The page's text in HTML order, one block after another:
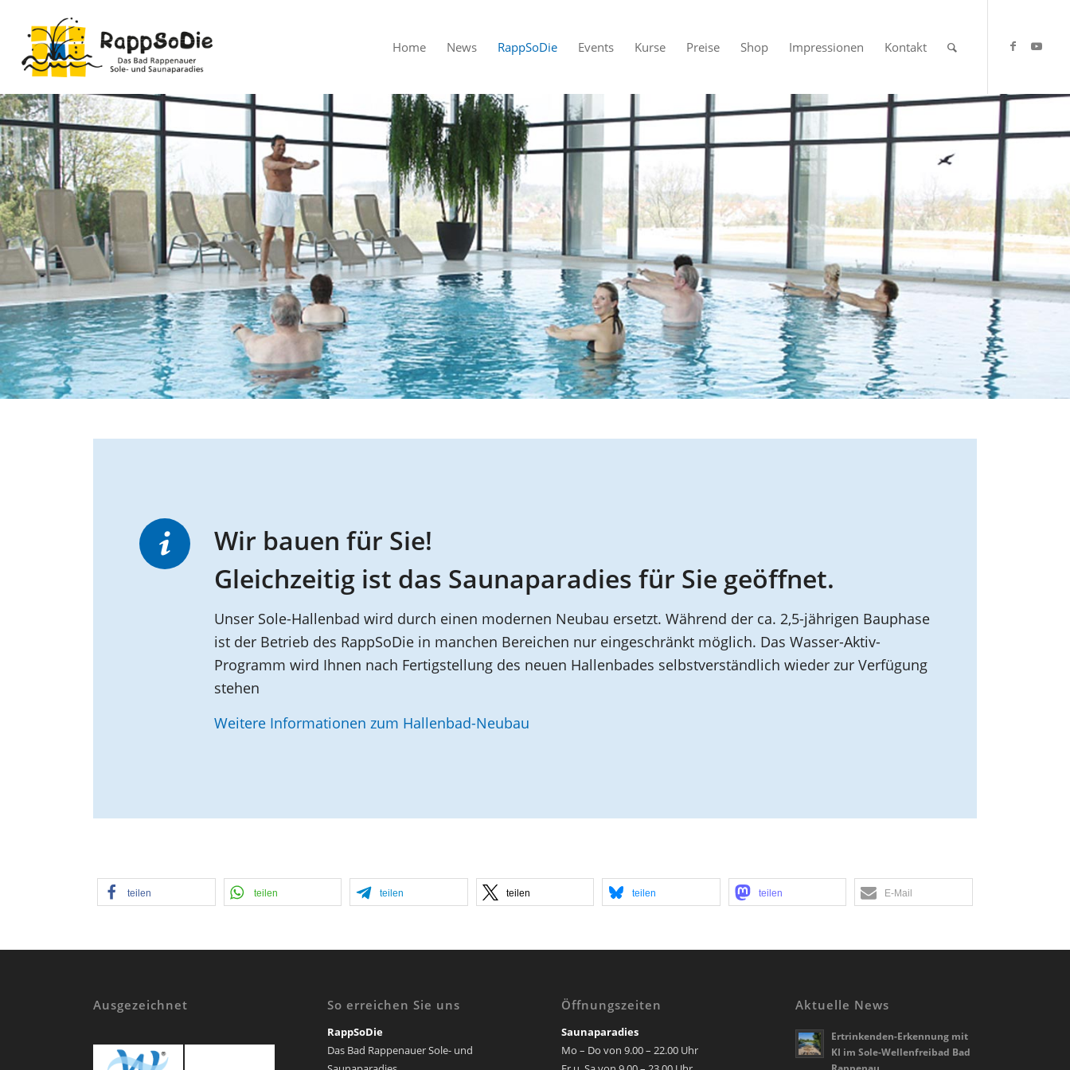
Home News RappSoDie Events Kurse Preise Shop Impressionen Kontakt
Wir bauen für Sie!
Gleichzeitig ist das Saunaparadies für Sie geöffnet.
Unser Sole-Hallenbad wird durch einen modernen Neubau ersetzt. Während der ca. 2,5-jährigen Bauphase
ist der Betrieb des RappSoDie in manchen Bereichen nur eingeschränkt möglich. Das Wasser-Aktiv-
Programm wird Ihnen nach Fertigstellung des neuen Hallenbades selbstverständlich wieder zur Verfügung
stehen
Weitere Informationen zum Hallenbad-Neubau
teilen teilen teilen teilen teilen teilen E-Mail
Ausgezeichnet So erreichen Sie uns
RappSoDie
Das Bad Rappenauer Sole- und
Öffnungszeiten
Saunaparadies
Mo – Do von 9.00 – 22.00 Uhr
Aktuelle News
Ertrinkenden-Erkennung mit
KI im Sole-Wellenfreibad Bad